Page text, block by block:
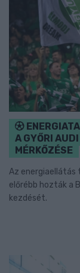
A GYŐRI
MÉRKŐZÉSE
Az energiaellátás
előrébb hozták a
kezdését.